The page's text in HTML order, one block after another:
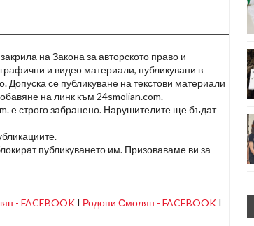
на Закона за авторското право и
и видео материали, публикувани в
Допуска се публикуване на текстови материали
на линк към 24smolian.com.
е строго забранено. Нарушителите ще бъдат
публикуването им. Призоваваме ви за
- FACEBOOK I Родопи Смолян - FACEBOOK I